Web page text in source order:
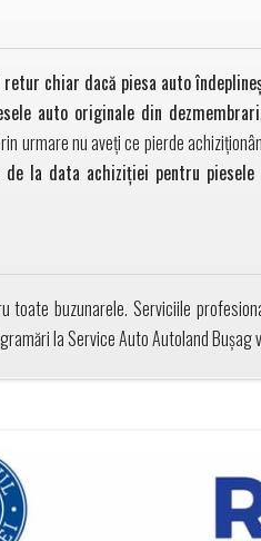
chiar dacă piesa auto
auto originale din dezmembrari
urmare nu aveți ce pierde
la data achiziției pentru piesele
toate buzunarele. Serviciile
la Service Auto Autoland